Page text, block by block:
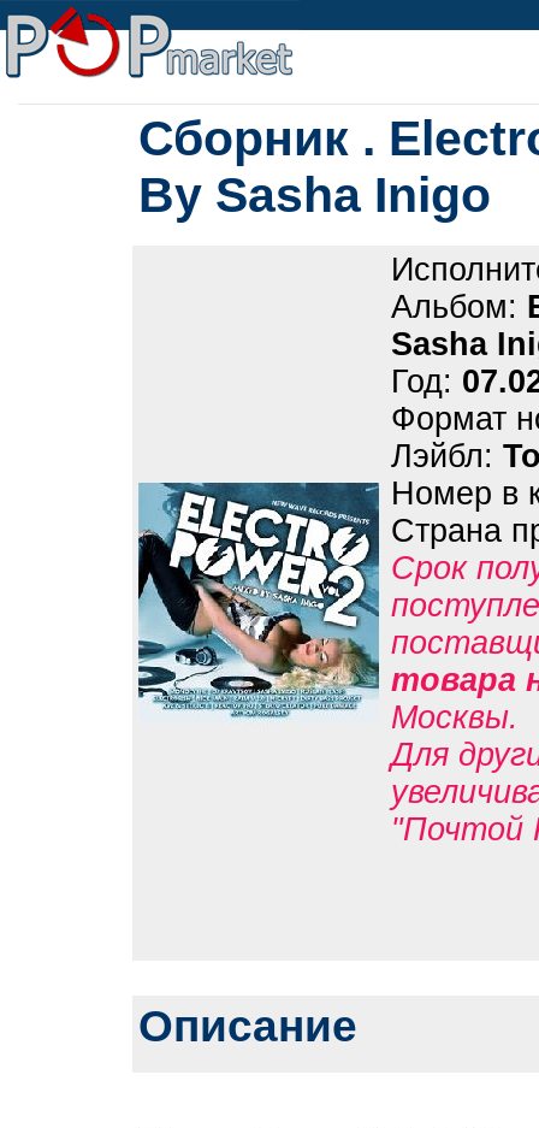
Сборник .
By Sasha Inigo
Альбом:
Sasha
Год:
Формат
Лэйбл:
Номер в
Страна
Срок
товара
Москвы.
Для
"Почтой
Описание